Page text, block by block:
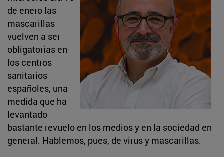
de enero las
mascarillas
vuelven a ser
obligatorias en
los centros
sanitarios
españoles, una
medida que ha
levantado
bastante revuelo en los medios y en la sociedad en
general. Hablemos, pues, de virus y mascarillas.